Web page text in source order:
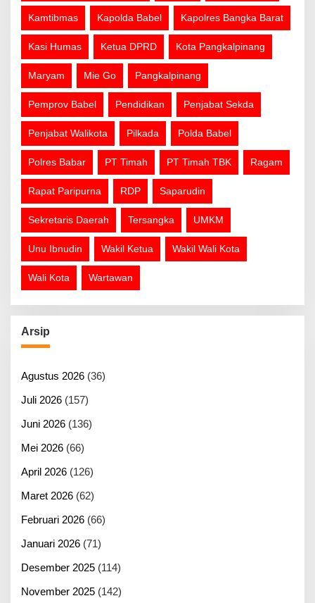
Kamtibmas Kapolda Babel Kapolres Bangka Barat
Kasi Humas Ketua DPRD Kota Pangkalpinang
Maryam Mie Go Pangkalpinang
Pemprov Babel Pendidikan Penjabat Sekda
Penjabat Walikota Pilkada Polda Babel
Polres Babar PT Timah PT Timah TBK Ragam
Rapat Paripurna RDP Saparudin
Sekretaris Daerah Tersangka UMKM
Unu Ibnudin Wakil Ketua Wakil Wali Kota
Wali Kota Wartawan
Arsip
Agustus 2026 (36)
Juli 2026 (157)
Juni 2026 (136)
Mei 2026 (66)
April 2026 (126)
Maret 2026 (62)
Februari 2026 (66)
Januari 2026 (71)
Desember 2025 (114)
November 2025 (142)